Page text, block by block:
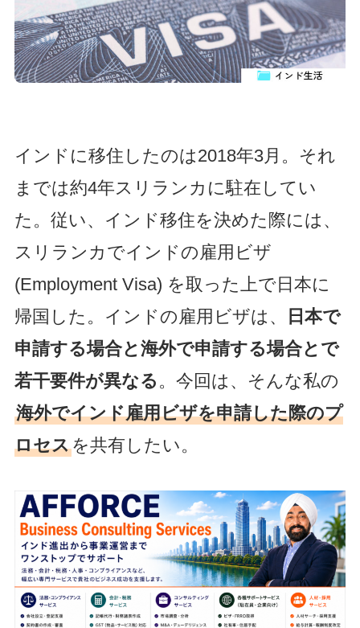
インドに移住したのは2018年3月。それ
までは約4年スリランカに駐在してい
た。従い、インド移住を決めた際には、
スリランカでインドの雇用ビザ
(Employment Visa) を取った上で日本に
帰国した。インドの雇用ビザは、
日本で
申請する場合と海外で申請する場合とで
若干要件が異なる 。今回は、そんな私の
海外でインド雇用ビザを申請した際のプ
ロセスを共有したい。